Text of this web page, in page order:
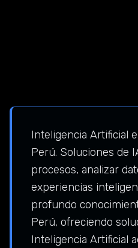
Inteligencia Artificial
Perú. Soluciones de
procesos, analizar
experiencias
profundo
Perú, ofreciendo
Inteligencia Artificial